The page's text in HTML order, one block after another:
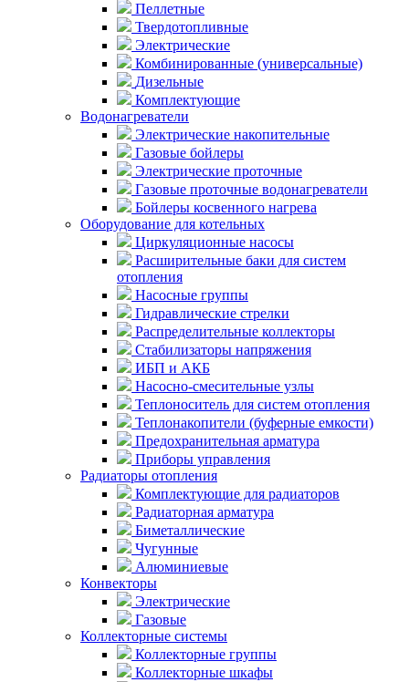
Пеллетные
Твердотопливные
Электрические
Комбинированные (универсальные)
Дизельные
Комплектующие
Водонагреватели
Электрические накопительные
Газовые бойлеры
Электрические проточные
Газовые проточные водонагреватели
Бойлеры косвенного нагрева
Оборудование для котельных
Циркуляционные насосы
Расширительные баки для систем
отопления
Насосные группы
Гидравлические стрелки
Распределительные коллекторы
Стабилизаторы напряжения
ИБП и АКБ
Насосно-смесительные узлы
Теплоноситель для систем отопления
Теплонакопители (буферные емкости)
Предохранительная арматура
Приборы управления
Радиаторы отопления
Комплектующие для радиаторов
Радиаторная арматура
Биметаллические
Чугунные
Алюминиевые
Конвекторы
Электрические
Газовые
Коллекторные системы
Коллекторные группы
Коллекторные шкафы